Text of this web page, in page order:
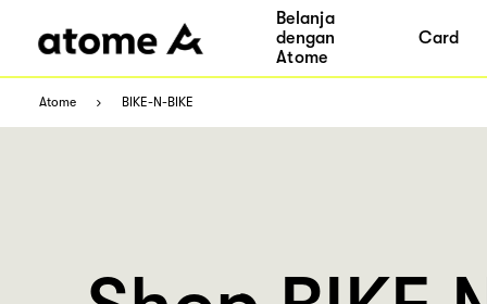
Belanja
dengan
Atome
Card
Atome BIKE-N-BIKE